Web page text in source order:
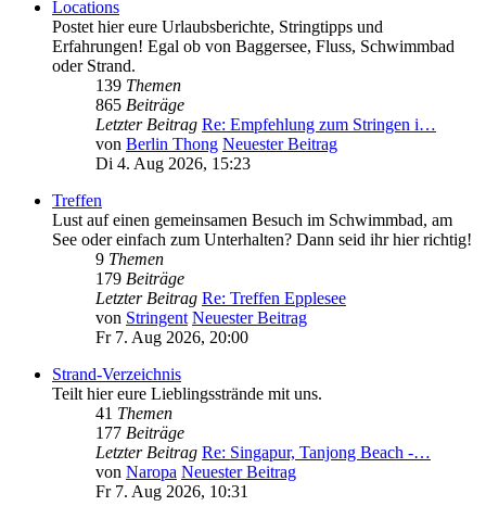
Locations
Postet hier eure Urlaubsberichte, Stringtipps und
Erfahrungen! Egal ob von Baggersee, Fluss, Schwimmbad
oder Strand.
139 Themen
865 Beiträge
Letzter Beitrag Re: Empfehlung zum Stringen i…
von Berlin Thong Neuester Beitrag
Di 4. Aug 2026, 15:23
Treffen
Lust auf einen gemeinsamen Besuch im Schwimmbad, am
See oder einfach zum Unterhalten? Dann seid ihr hier richtig!
9 Themen
179 Beiträge
Letzter Beitrag Re: Treffen Epplesee
von Stringent Neuester Beitrag
Fr 7. Aug 2026, 20:00
Strand-Verzeichnis
Teilt hier eure Lieblingsstrände mit uns.
41 Themen
177 Beiträge
Letzter Beitrag Re: Singapur, Tanjong Beach -…
von Naropa Neuester Beitrag
Fr 7. Aug 2026, 10:31